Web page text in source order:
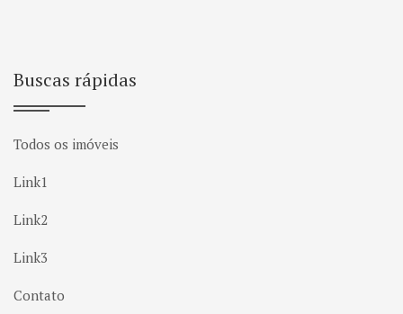
Buscas rápidas
Todos os imóveis
Link1
Link2
Link3
Contato